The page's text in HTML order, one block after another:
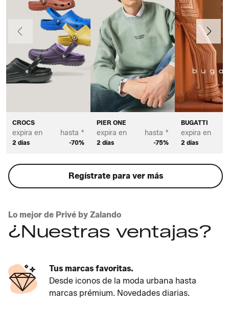
CROCS
expira en
2 días
hasta *
-70%
PIER ONE
expira en
2 días
hasta *
-75%
BUGATTI
expira en
2 días
Anteriormente
Regístrate para ver más
Lo mejor de Privé by Zalando
¿Nuestras ventajas?
Tus marcas favoritas.
Desde iconos de la moda urbana hasta
marcas prémium. Novedades diarias.